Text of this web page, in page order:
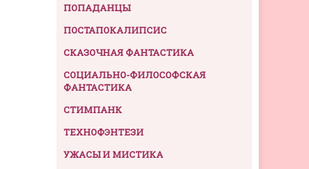
ПОПАДАНЦЫ
ПОСТАПОКАЛИПСИС
СКАЗОЧНАЯ ФАНТАСТИКА
СОЦИАЛЬНО-ФИЛОСОФСКАЯ
ФАНТАСТИКА
СТИМПАНК
ТЕХНОФЭНТЕЗИ
УЖАСЫ И МИСТИКА